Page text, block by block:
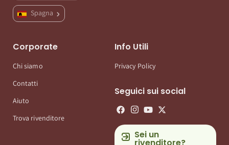
Spagna
Corporate
Chi siamo
Contatti
Aiuto
Trova rivenditore
Info Utili
Privacy Policy
Seguici sui social
Sei un